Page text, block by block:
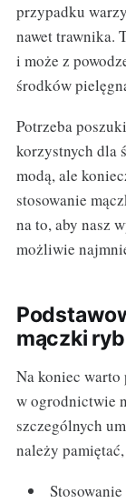
przypadku
nawet trawnika.
i może z
środków
Potrzeba
korzystnych dla
modą, ale
stosowanie
na to, aby nasz
możliwie
mączki
Na koniec
w ogrodnictwie
szczególnych
należy